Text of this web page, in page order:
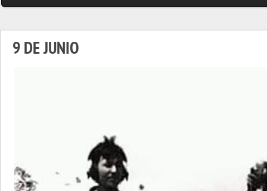
9 DE JUNIO